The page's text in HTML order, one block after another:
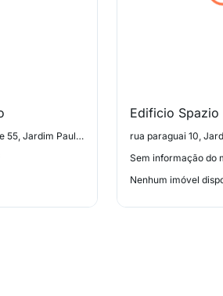
rua presidente prudente 55, Jardim Paulistano
Edificio Spazio
rua paraguai 10,
Sem informação do
Nenhum imóvel